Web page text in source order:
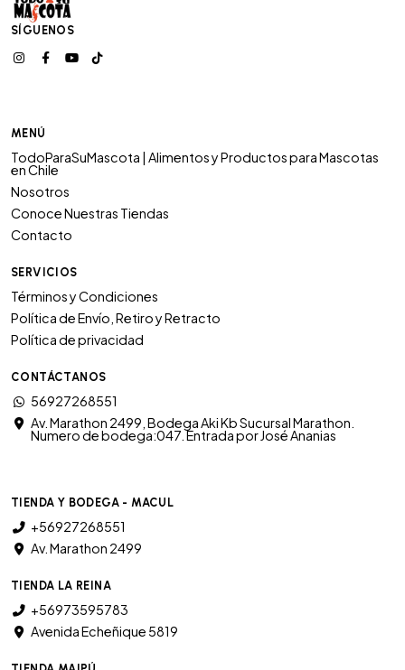
SÍGUENOS
MENÚ
TodoParaSuMascota | Alimentos y Productos para Mascotas
en Chile
Nosotros
Conoce Nuestras Tiendas
Contacto
SERVICIOS
Términos y Condiciones
Política de Envío, Retiro y Retracto
Política de privacidad
CONTÁCTANOS
56927268551
Av. Marathon 2499, Bodega Aki Kb Sucursal Marathon.
Numero de bodega:047. Entrada por José Ananias
TIENDA Y BODEGA - MACUL
+56927268551
Av. Marathon 2499
TIENDA LA REINA
+56973595783
Avenida Echeñique 5819